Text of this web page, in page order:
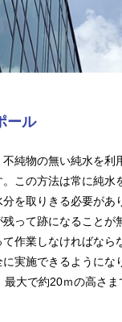
ール
純物の無い純水を利
この方法は常に純水
を取りきる必要があ
って跡になることが
て作業しなければなら
実施できるようにな
最大で約20ｍの高さ